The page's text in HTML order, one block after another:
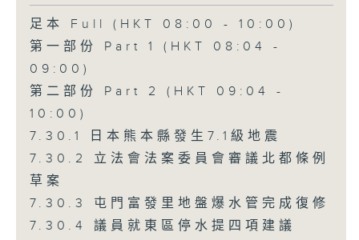
足本 Full (HKT 08:00 - 10:00)
第一部份 Part 1 (HKT 08:04 -
09:00)
第二部份 Part 2 (HKT 09:04 -
10:00)
7.30.1 日本熊本縣發生7.1級地震
7.30.2 立法會法案委員會審議北都條例
草案
7.30.3 屯門富發里地盤爆水管完成復修
7.30.4 議員就東區停水提四項建議